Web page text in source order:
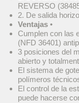
REVERSO
2. De salida
Ventajas •
Cumplen con las
(NFD 36401)
3 posiciones del
abierto y
El sistema de
polímeros
El control de la
puede hacerse